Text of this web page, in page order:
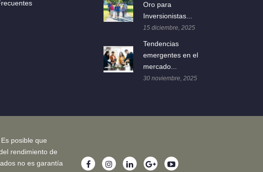
Oro para
Inversionistas...
15 diciembre, 2025
Tendencias
emergentes en el
mercado...
30 noviembre, 2025
posible que
rendimiento de
no es garantía